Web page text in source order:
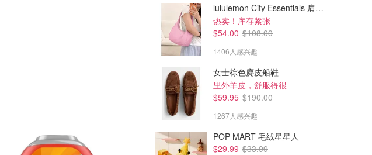
lululemon City Essentials 肩背包 4L
热卖！库存紧张
$54.00 $108.00
1406人感兴趣
女士棕色麂皮船鞋
里外羊皮，舒服得很
$59.95 $190.00
1267人感兴趣
POP MART 毛绒星星人
$29.99 $33.99